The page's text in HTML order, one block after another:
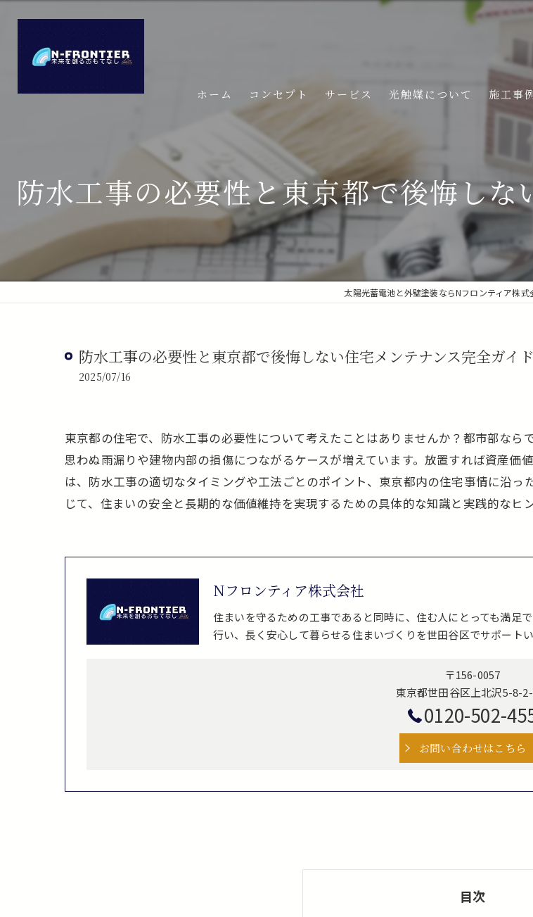
ホーム コンセプト サービス 光触媒について 施工事
防水工事の必要性と東京都で後悔し
太陽光蓄電池と外壁塗装ならNフロンティア株式
防水工事の必要性と東京都で後悔しない住宅メンテナンス完全ガイド
2025/07/16
東京都の住宅で、防水工事の必要性について考えたことはありませんか？都市部な
思わぬ雨漏りや建物内部の損傷につながるケースが増えています。放置すれば資産価
は、防水工事の適切なタイミングや工法ごとのポイント、東京都内の住宅事情に沿
じて、住まいの安全と長期的な価値維持を実現するための具体的な知識と実践的なヒ
Nフロンティア株式会社
住まいを守るための工事であると同時に、住む人にとっても満足
行い、長く安心して暮らせる住まいづくりを世田谷区でサポートい
〒156-0057
東京都世田谷区上北沢5-8-
0120-502-
お問い合わせはこちら
目次